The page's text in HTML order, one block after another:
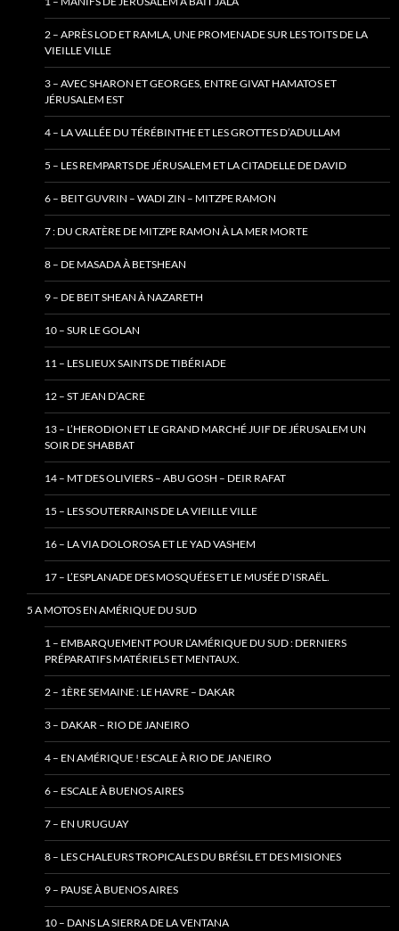
2 – APRÈS LOD ET RAMLA, UNE PROMENADE SUR LES TOITS DE LA
VIEILLE VILLE
3 – AVEC SHARON ET GEORGES, ENTRE GIVAT HAMATOS ET
JÉRUSALEM EST
4 – LA VALLÉE DU TÉRÉBINTHE ET LES GROTTES D’ADULLAM
5 – LES REMPARTS DE JÉRUSALEM ET LA CITADELLE DE DAVID
6 – BEIT GUVRIN – WADI ZIN – MITZPE RAMON
7 : DU CRATÈRE DE MITZPE RAMON À LA MER MORTE
8 – DE MASADA À BETSHEAN
9 – DE BEIT SHEAN À NAZARETH
10 – SUR LE GOLAN
11 – LES LIEUX SAINTS DE TIBÉRIADE
12 – ST JEAN D’ACRE
13 – L’HERODION ET LE GRAND MARCHÉ JUIF DE JÉRUSALEM UN
SOIR DE SHABBAT
14 – MT DES OLIVIERS – ABU GOSH – DEIR RAFAT
15 – LES SOUTERRAINS DE LA VIEILLE VILLE
16 – LA VIA DOLOROSA ET LE YAD VASHEM
17 – L’ESPLANADE DES MOSQUÉES ET LE MUSÉE D’ISRAËL.
5 A MOTOS EN AMÉRIQUE DU SUD
1 – EMBARQUEMENT POUR L’AMÉRIQUE DU SUD : DERNIERS
PRÉPARATIFS MATÉRIELS ET MENTAUX.
2 – 1ÈRE SEMAINE : LE HAVRE – DAKAR
3 – DAKAR – RIO DE JANEIRO
4 – EN AMÉRIQUE ! ESCALE À RIO DE JANEIRO
6 – ESCALE À BUENOS AIRES
7 – EN URUGUAY
8 – LES CHALEURS TROPICALES DU BRÉSIL ET DES MISIONES
9 – PAUSE À BUENOS AIRES
10 – DANS LA SIERRA DE LA VENTANA